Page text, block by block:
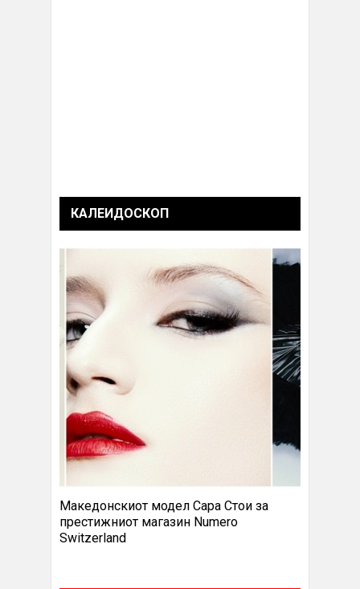
КАЛЕИДОСКОП
Македонскиот модел Сара Стои за
престижниот магазин Numero
Switzerland